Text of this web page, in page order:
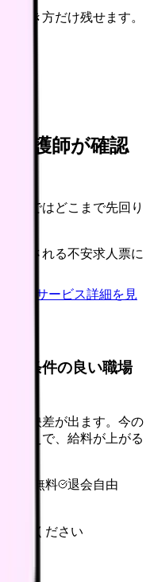
働き方だけ残せます。
看護師が確認
票ではどこまで先回り
離脱される不安求人票に
サービス詳細を見
、条件の良い職場
反映差が出ます。今の
うえで、給料が上がる
完全無料
退会自由
してください